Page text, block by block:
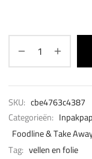
SKU: cbe4763c4387
Categorieën:
Foodline & Take
Tag: vellen en folie